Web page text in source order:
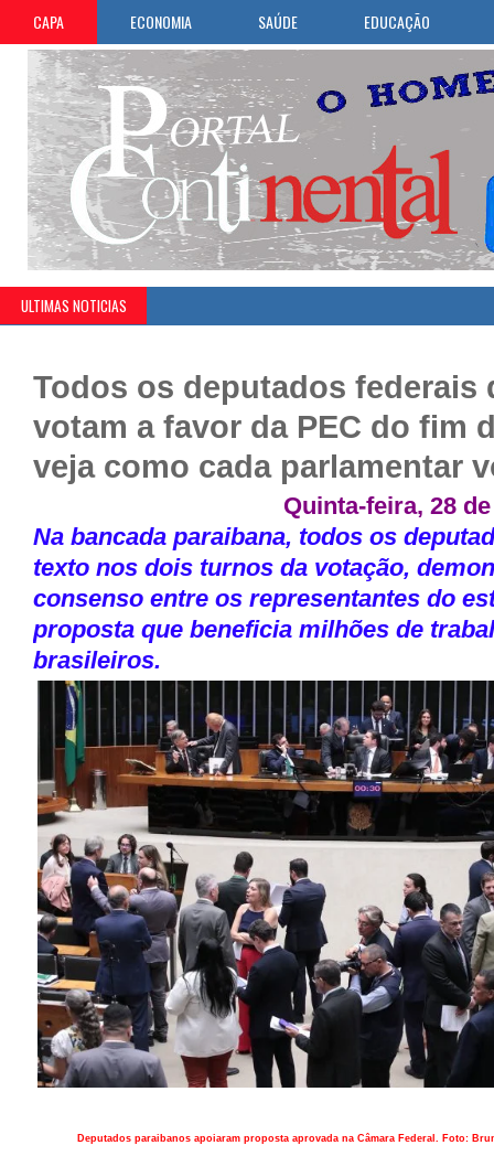
CAPA ECONOMIA SAÚDE EDUCAÇÃO
ULTIMAS NOTICIAS
Todos os deputados federais
votam a favor da PEC do fim
veja como cada parlamentar
Quinta-feira, 28
Na bancada paraibana, todos os
texto nos dois turnos da votação,
consenso entre os representantes do
proposta que beneficia milhões de
brasileiros.
Deputados paraibanos apoiaram proposta aprovada na Câmara Federal. Foto: